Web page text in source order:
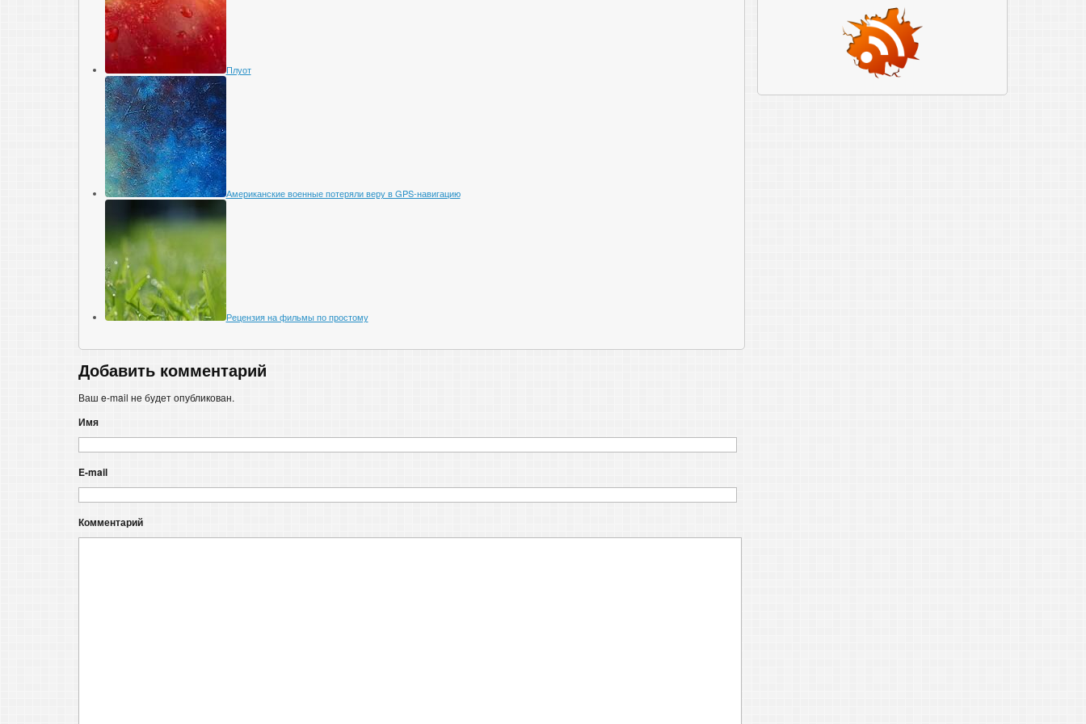
Плуот
Американские военные потеряли веру в GPS-навигацию
Рецензия на фильмы по простому
Добавить комментарий
Ваш e-mail не будет опубликован.
Имя
E-mail
Комментарий